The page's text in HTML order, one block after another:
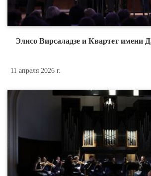
Элисо Вирсаладзе и Квартет имени
11 апреля 2026 г.